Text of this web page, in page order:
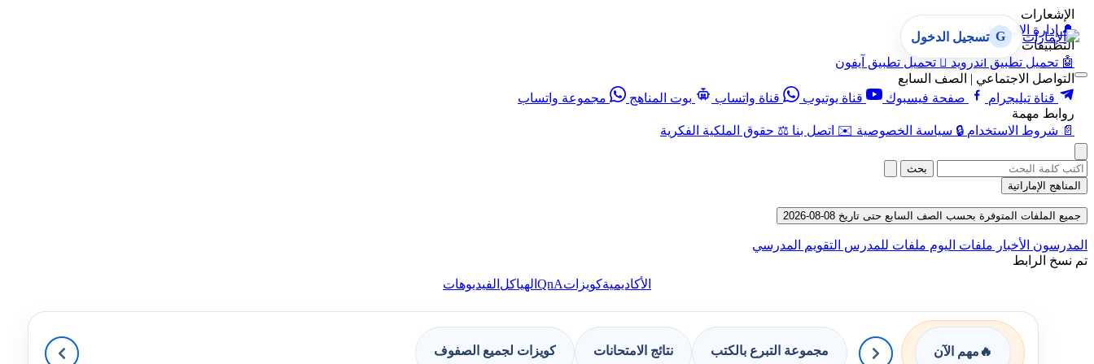
الإشعارات
🔔 إدارة الإشعارات
التطبيقات
🤖 تحميل تطبيق أندرويد  تحميل تطبيق آيفون
التواصل الاجتماعي | الصف السابع
قناة تيليجرام
صفحة فيسبوك قناة يوتيوب قناة واتساب بوت المناهج
مجموعة واتساب
روابط مهمة
📄 شروط الاستخدام 🔒 سياسة الخصوصية ✉️ اتصل بنا ⚖️ حقوق الملكية الفكرية
G تسجيل الدخول
بحث
المناهج الإماراتية
جميع الملفات المتوفرة بحسب الصف السابع حتى تاريخ 08-08-2026
المدرسون الأخبار ملفات اليوم ملفات للمدرس التقويم المدرسي
تم نسخ الرابط
الأكاديميةكويزاتQnA الهياكل الفيديوهات
🔥 مهم الآن مجموعة التبرع بالكتب نتائج الامتحانات كويزات لجميع الصفوف